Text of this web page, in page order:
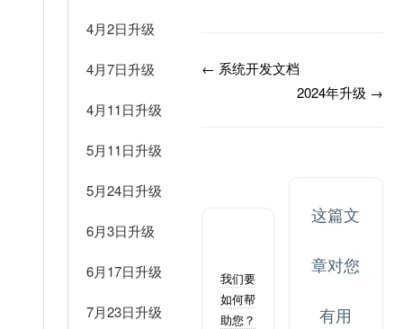
4月2日升级
4月7日升级
4月11日升级
5月11日升级
5月24日升级
6月3日升级
6月17日升级
7月23日升级
← 系统开发文档
2024年升级 →
我们要
如何帮
助您？
这篇文
章对您
有用